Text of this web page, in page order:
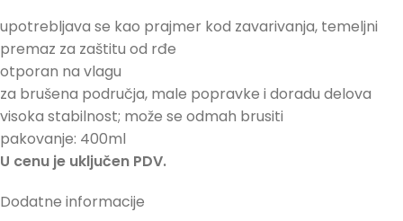
upotrebljava se kao prajmer kod zavarivanja, temeljni
premaz za zaštitu od rđe
otporan na vlagu
za brušena područja, male popravke i doradu delova
visoka stabilnost; može se odmah brusiti
pakovanje: 400ml
U cenu je uključen PDV.
Dodatne informacije